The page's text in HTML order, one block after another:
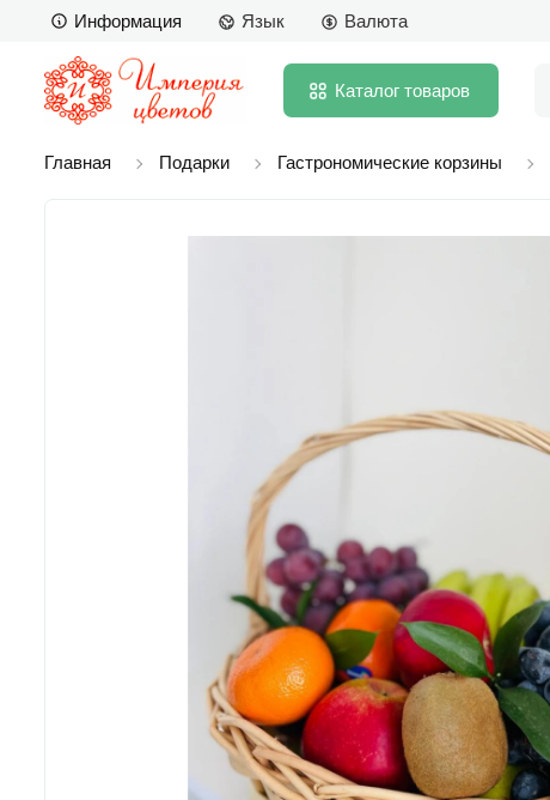
Информация Язык Валюта
Каталог товаров
Главная Подарки Гастрономические корзины